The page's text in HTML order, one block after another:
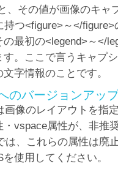
、その値が画像のキャ
持つ<figure>～</
最初の<legend>～</
。ここで言うキャプ
字情報のことです。
のバージョンアッ
画像のレイアウトを指
vspace属性が、非推
は、これらの属性は廃
使用してください。